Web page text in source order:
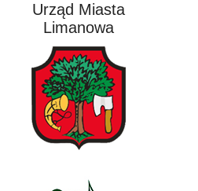
Urząd Miasta
Limanowa